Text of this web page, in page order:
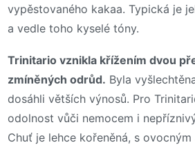
vypěstovaného kakaa. Typická je
a vedle toho kyselé tóny.
Trinitario vznikla křížením dvou
zmíněných odrůd. Byla
dosáhli větších výnosů. Pro
odolnost vůči nemocem i
Chuť je lehce kořeněná, s ovocným